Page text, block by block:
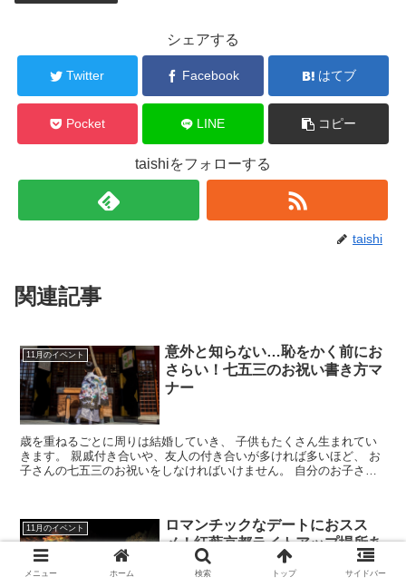
シェアする
Twitter Facebook はてブ
Pocket LINE コピー
taishiをフォローする
taishi
関連記事
11月のイベント
意外と知らない…恥をかく前にお
さらい！七五三のお祝い書き方マ
ナー
歳を重ねるごとに周りは結婚していき、 子供もたくさん生まれてい
きます。 親戚付き合いや、友人の付き合いが多ければ多いほど、 お
子さんの七五三のお祝いをしなければいけません。 自分のお子さん
11月のイベント
ロマンチックなデートにおスス
メ！紅葉京都ライトアップ場所あ
れこれ
メニュー ホーム 検索 トップ サイドバー